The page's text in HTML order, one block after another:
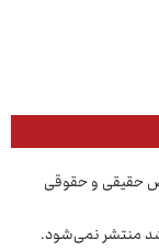
حقیقی و حقوقی
منتشر نمی‌شود.